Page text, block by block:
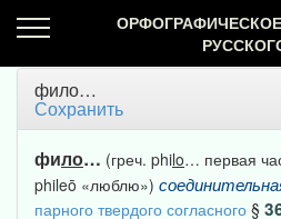
фило…
Сохранить
фило… (греч. philo… первая
phileō «люблю»)
парного твердого согласного §